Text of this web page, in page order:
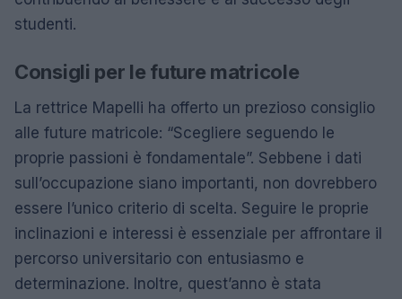
studenti.
Consigli per le future matricole
La rettrice Mapelli ha offerto un prezioso consiglio
alle future matricole: “Scegliere seguendo le
proprie passioni è fondamentale”. Sebbene i dati
sull’occupazione siano importanti, non dovrebbero
essere l’unico criterio di scelta. Seguire le proprie
inclinazioni e interessi è essenziale per affrontare il
percorso universitario con entusiasmo e
determinazione. Inoltre, quest’anno è stata